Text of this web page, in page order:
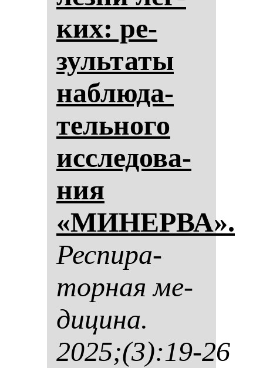
ких: ре­
зуль­та­ты
наб­лю­да­
тель­но­го
ис­сле­до­ва­
ния
«МИНЕРВА».
Рес­пи­ра­
тор­ная ме­
ди­ци­на.
2025;(3):19-26